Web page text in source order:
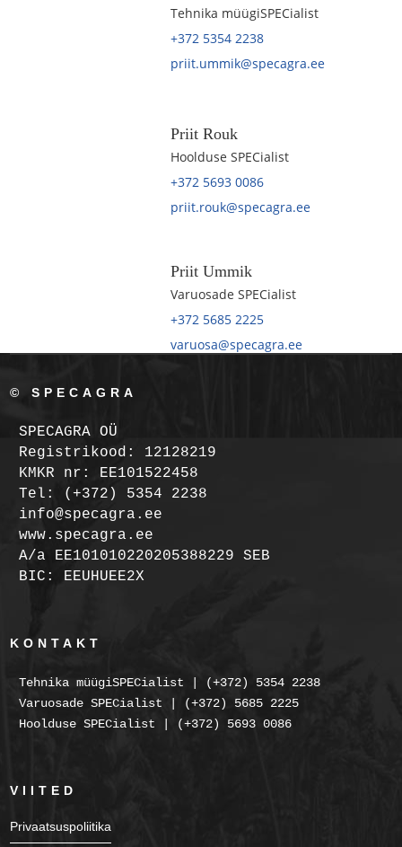
Tehnika müügiSPECialist
+372 5354 2238
priit.ummik@specagra.ee
Priit Rouk
Hoolduse SPECialist
+372 5693 0086
priit.rouk@specagra.ee
Priit Ummik
Varuosade SPECialist
+372 5685 2225
varuosa@specagra.ee
© SPECAGRA
SPECAGRA OÜ
Registrikood: 12128219
KMKR nr: EE101522458
Tel: (+372) 5354 2238
info@specagra.ee
www.specagra.ee
A/a EE101010220205388229 SEB
BIC: EEUHUEE2X
KONTAKT
Tehnika müügiSPECialist | (+372) 5354 2238
Varuosade SPECialist | (+372) 5685 2225
Hoolduse SPECialist | (+372) 5693 0086
VIITED
Privaatsuspoliitika